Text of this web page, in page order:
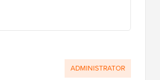
ADMINISTRATOR